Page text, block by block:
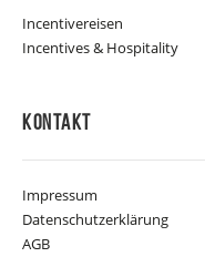
Incentivereisen
Incentives & Hospitality
Kontakt
Impressum
Datenschutzerklärung
AGB